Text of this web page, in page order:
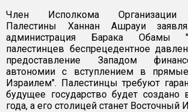
Член Исполкома Организации
Палестины Ханнан Ашрауи
администрация Барака Обамы
палестинцев беспрецедентное
предоставление Западом
автономии с вступлением в
Израилем". Палестинцы требуют
будущее государство будет создано
года, а его столицей станет Восточный